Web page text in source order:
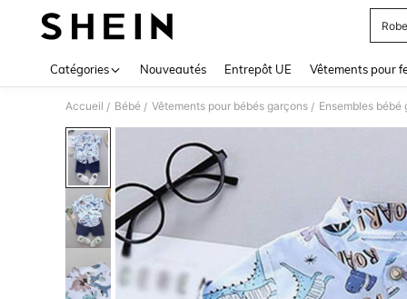
Catégories Nouveautés Entrepôt UE Vêtements pour
Accueil / Bébé / Vêtements pour bébés garçons / Ensembles bébé